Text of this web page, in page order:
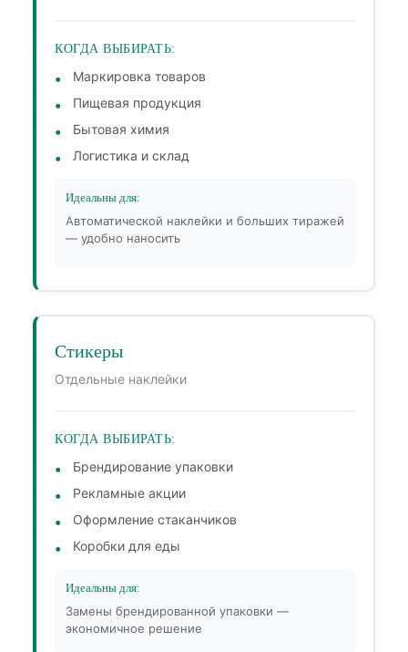
КОГДА ВЫБИРАТЬ:
Маркировка товаров
Пищевая продукция
Бытовая химия
Логистика и склад
Идеальны для:
Автоматической наклейки и больших тиражей
— удобно наносить
Стикеры
Отдельные наклейки
КОГДА ВЫБИРАТЬ:
Брендирование упаковки
Рекламные акции
Оформление стаканчиков
Коробки для еды
Идеальны для:
Замены брендированной упаковки —
экономичное решение